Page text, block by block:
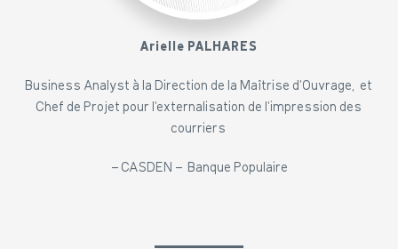
Arielle PALHARES
Business Analyst à la Direction de la Maîtrise d’Ouvrage, et
Chef de Projet pour l’externalisation de l’impression des
courriers
– CASDEN – Banque Populaire